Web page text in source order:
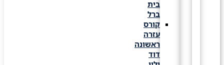
קורס
עזרה
ראשונה